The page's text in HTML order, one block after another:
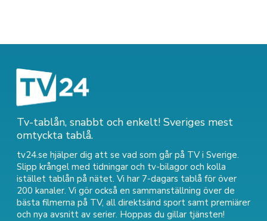
Tv-tablån, snabbt och enkelt! Sveriges mest
omtyckta tablå.
tv24.se hjälper dig att se vad som går på TV i Sverige.
Slipp krångel med tidningar och tv-bilagor och kolla
istället tablån på nätet. Vi har 7-dagars tablå för över
200 kanaler. Vi gör också en sammanställning över de
bästa filmerna på TV, all direktsänd sport samt premiärer
och nya avsnitt av serier. Hoppas du gillar tjänsten!